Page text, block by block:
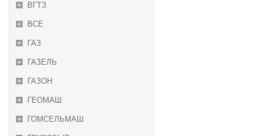
ВГТЗ
ВСЕ
ГАЗ
ГАЗЕЛЬ
ГАЗОН
ГЕОМАШ
ГОМСЕЛЬМАШ